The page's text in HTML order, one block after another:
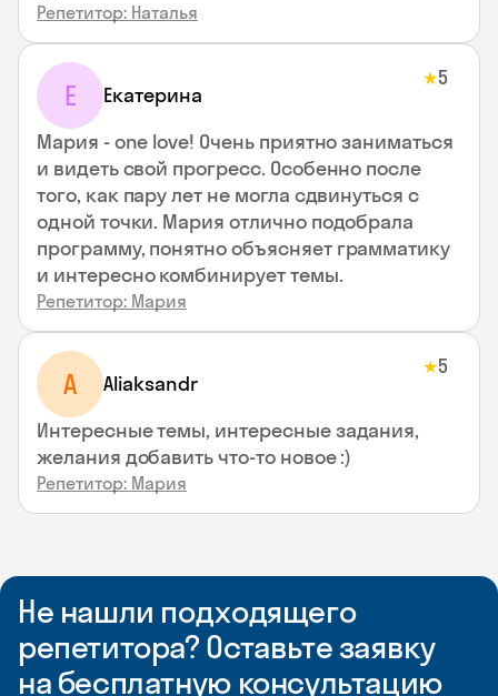
Репетитор: Наталья
Е Екатерина
★5
Мария - one love! Очень приятно заниматься
и видеть свой прогресс. Особенно после
того, как пару лет не могла сдвинуться с
одной точки. Мария отлично подобрала
программу, понятно объясняет грамматику
и интересно комбинирует темы.
Репетитор: Мария
A Aliaksandr
★5
Интересные темы, интересные задания,
желания добавить что-то новое :)
Репетитор: Мария
Не нашли подходящего
репетитора? Оставьте заявку
на бесплатную консультацию